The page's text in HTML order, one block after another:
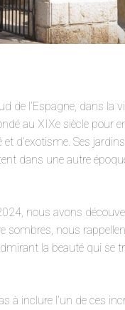
l’Espagne, dans la
au XIXe siècle pour
d’exotisme. Ses
dans une autre
nous avons
sombres, nous
la beauté qui se
à inclure l’un de ces